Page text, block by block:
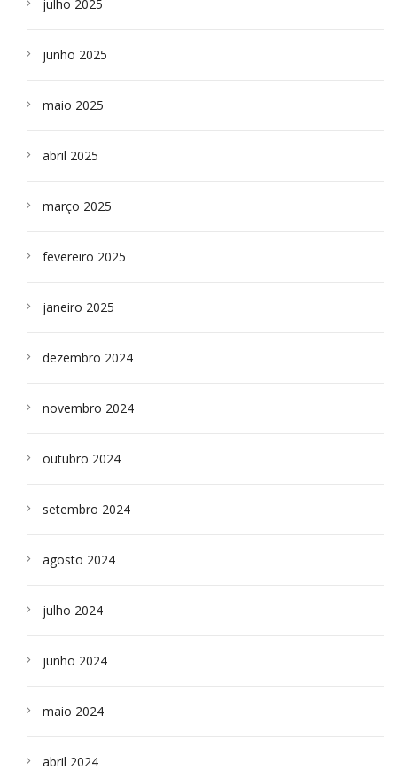
julho 2025
junho 2025
maio 2025
abril 2025
março 2025
fevereiro 2025
janeiro 2025
dezembro 2024
novembro 2024
outubro 2024
setembro 2024
agosto 2024
julho 2024
junho 2024
maio 2024
abril 2024